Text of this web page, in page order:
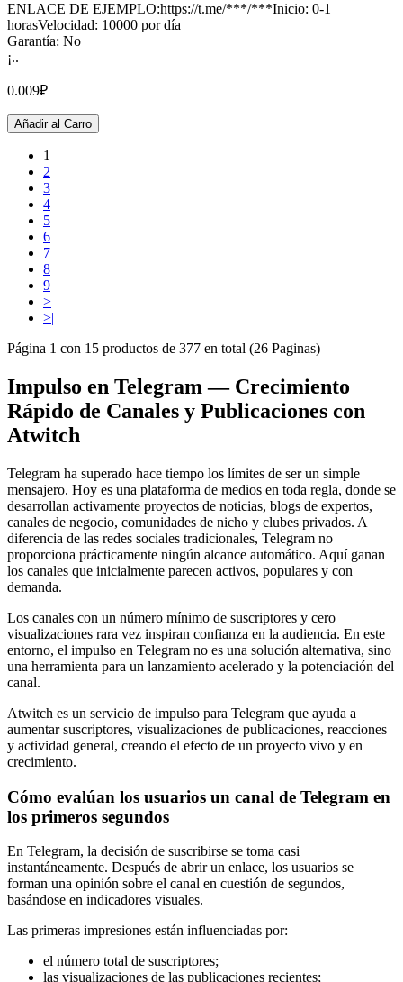
ENLACE DE EJEMPLO:https://t.me/***/***Inicio: 0-1
horasVelocidad: 10000 por día
Garantía: No
¡..
0.009₽
Añadir al Carro
1
2
3
4
5
6
7
8
9
>
>|
Página 1 con 15 productos de 377 en total (26 Paginas)
Impulso en Telegram — Crecimiento
Rápido de Canales y Publicaciones con
Atwitch
Telegram ha superado hace tiempo los límites de ser un simple
mensajero. Hoy es una plataforma de medios en toda regla, donde se
desarrollan activamente proyectos de noticias, blogs de expertos,
canales de negocio, comunidades de nicho y clubes privados. A
diferencia de las redes sociales tradicionales, Telegram no
proporciona prácticamente ningún alcance automático. Aquí ganan
los canales que inicialmente parecen activos, populares y con
demanda.
Los canales con un número mínimo de suscriptores y cero
visualizaciones rara vez inspiran confianza en la audiencia. En este
entorno, el impulso en Telegram no es una solución alternativa, sino
una herramienta para un lanzamiento acelerado y la potenciación del
canal.
Atwitch es un servicio de impulso para Telegram que ayuda a
aumentar suscriptores, visualizaciones de publicaciones, reacciones
y actividad general, creando el efecto de un proyecto vivo y en
crecimiento.
Cómo evalúan los usuarios un canal de Telegram en
los primeros segundos
En Telegram, la decisión de suscribirse se toma casi
instantáneamente. Después de abrir un enlace, los usuarios se
forman una opinión sobre el canal en cuestión de segundos,
basándose en indicadores visuales.
Las primeras impresiones están influenciadas por:
el número total de suscriptores;
las visualizaciones de las publicaciones recientes;